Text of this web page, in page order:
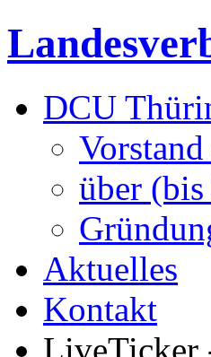
DCU
über
Aktuelles
Kontakt
LiveTicker